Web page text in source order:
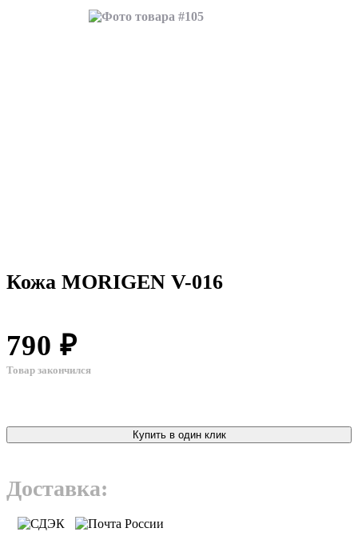
Кожа MORIGEN V-016
790 ₽
Товар закончился
Купить в один клик
Доставка: